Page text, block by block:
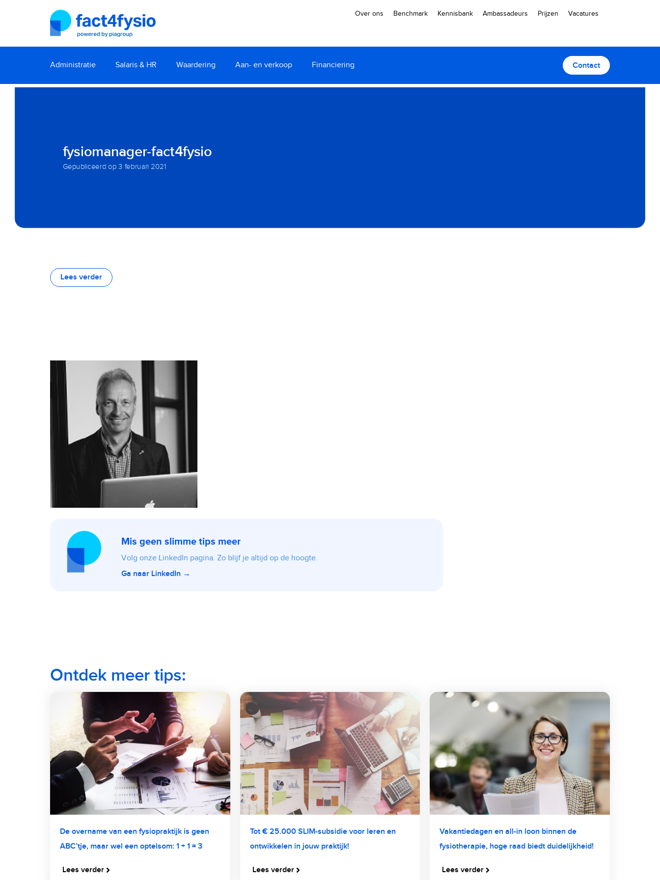
Over ons Benchmark Kennisbank Ambassadeurs Prijzen Vacatures
Administratie Salaris & HR Waardering Aan- en verkoop Financiering Contact
fysiomanager-fact4fysio
Gepubliceerd op 3 februari 2021
Lees verder
Mis geen slimme tips meer
Volg onze LinkedIn pagina. Zo blijf je altijd op de hoogte.
Ga naar LinkedIn →
Ontdek meer tips:
De overname van een fysiopraktijk is geen
ABC’tje, maar wel een optelsom: 1 + 1 = 3
Lees verder
Tot € 25.000 SLIM-subsidie voor leren en
ontwikkelen in jouw praktijk!
Lees verder
Vakantiedagen en all-in loon binnen de
fysiotherapie, hoge raad biedt duidelijkheid!
Lees verder